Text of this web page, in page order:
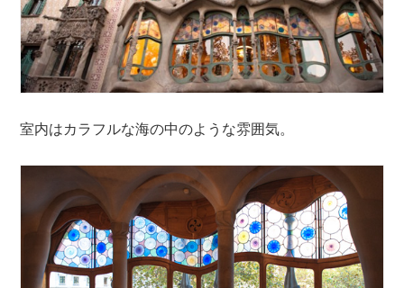
室内はカラフルな海の中のような雰囲気。